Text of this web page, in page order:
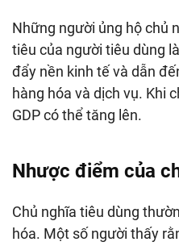
Những người ủng hộ chủ
tiêu của người tiêu dùng
đẩy nền kinh tế và dẫn
hàng hóa và dịch vụ. Khi
GDP có thể tăng lên.
Nhược điểm của
Chủ nghĩa tiêu dùng
hóa. Một số người thấy